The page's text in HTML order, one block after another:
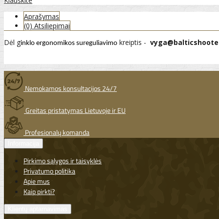
Aprašymas
(0) Atsiliepimai
Dėl ginklo ergonomikos sureguliavimo kreiptis -
Nemokamos konsultacijos 24/7
Greitas pristatymas Lietuvoje ir EU
Profesionalų komanda
Pirkimo sąlygos ir taisyklės
Privatumo politika
Apie mus
Kaip pirkti?